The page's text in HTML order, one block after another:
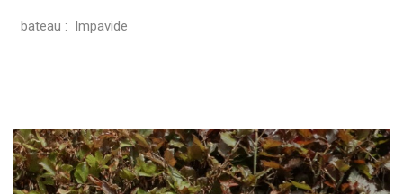
bateau : Impavide